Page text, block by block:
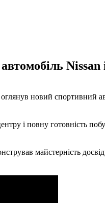
новий спортивний
і повну готовність
майстерність